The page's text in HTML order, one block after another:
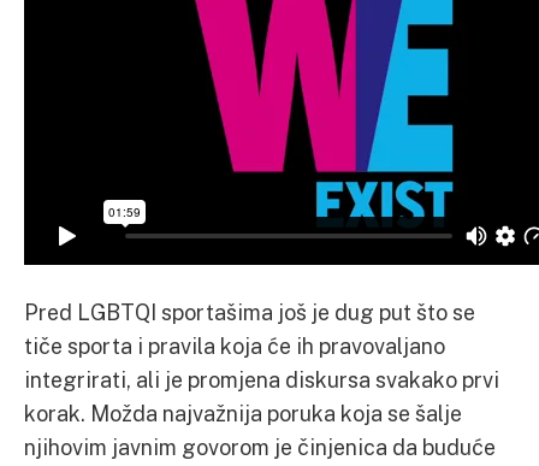
Pred LGBTQI sportašima još je dug put što se
tiče sporta i pravila koja će ih pravovaljano
integrirati, ali je promjena diskursa svakako prvi
korak. Možda najvažnija poruka koja se šalje
njihovim javnim govorom je činjenica da buduće